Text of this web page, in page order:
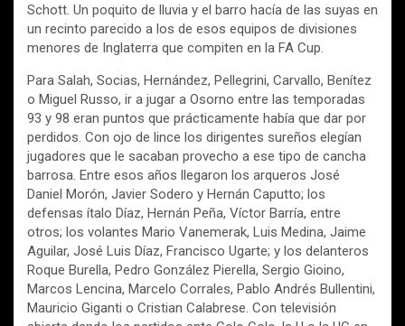
Schott. Un poquito de lluvia y el barro hacía de las suyas en
un recinto parecido a los de esos equipos de divisiones
menores de Inglaterra que compiten en la FA Cup.
Para Salah, Socias, Hernández, Pellegrini, Carvallo, Benítez
o Miguel Russo, ir a jugar a Osorno entre las temporadas
93 y 98 eran puntos que prácticamente había que dar por
perdidos. Con ojo de lince los dirigentes sureños elegían
jugadores que le sacaban provecho a ese tipo de cancha
barrosa. Entre esos años llegaron los arqueros José
Daniel Morón, Javier Sodero y Hernán Caputto; los
defensas ítalo Díaz, Hernán Peña, Víctor Barría, entre
otros; los volantes Mario Vanemerak, Luis Medina, Jaime
Aguilar, José Luis Díaz, Francisco Ugarte; y los delanteros
Roque Burella, Pedro González Pierella, Sergio Gioino,
Marcos Lencina, Marcelo Corrales, Pablo Andrés Bullentini,
Mauricio Giganti o Cristian Calabrese. Con televisión